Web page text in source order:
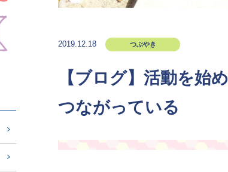
2019.12.18 つぶやき
【ブログ】活動を始
つながっている